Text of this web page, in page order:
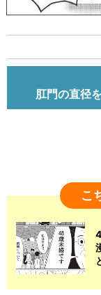
肛門の直径
こ